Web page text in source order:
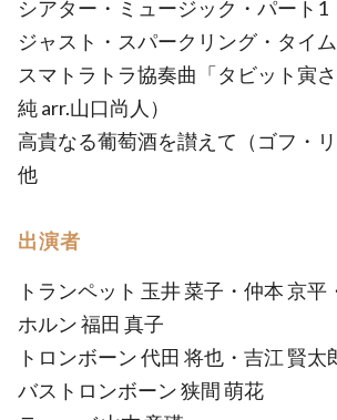
シアター・ミュージック・パート1
ジャスト・スパークリング・タイム
スマトラトラ協奏曲「タビット寅
純 arr.山口尚人）
高貴なる葡萄酒を讃えて（ゴフ・
他
出演者
トランペット 玉井 菜子・仲本 京
ホルン 福田 真子
トロンボーン 代田 将也・吉江 賢
バストロンボーン 狭間 萌花